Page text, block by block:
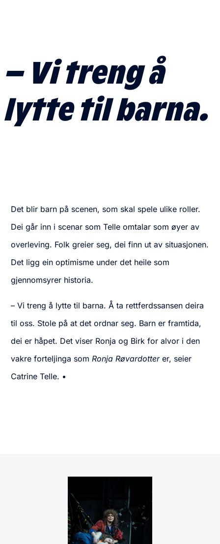
– Vi treng å
lytte til barna.
Det blir barn på scenen, som skal spele ulike roller.
Dei går inn i scenar som Telle omtalar som øyer av
overleving. Folk greier seg, dei finn ut av situasjonen.
Det ligg ein optimisme under det heile som
gjennomsyrer historia.
– Vi treng å lytte til barna. Å ta rettferdssansen deira
til oss. Stole på at det ordnar seg. Barn er framtida,
dei er håpet. Det viser Ronja og Birk for alvor i den
vakre forteljinga som Ronja Røvardotterer, seier
Catrine Telle. •